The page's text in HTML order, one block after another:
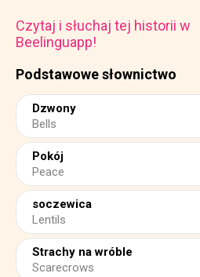
Podstawowe słownictwo
Dzwony
Bells
Pokój
Peace
soczewica
Lentils
Strachy na wróble
Scarecrows
Czytaj i słuchaj tej historii w
Beelinguapp!